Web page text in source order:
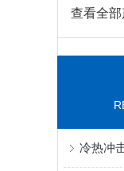
查看全部
冷热冲